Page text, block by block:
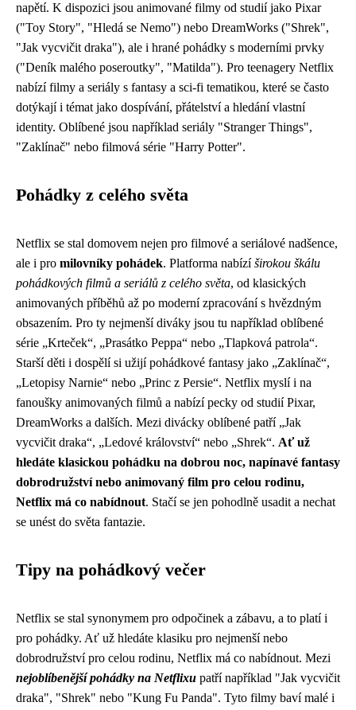
napětí. K dispozici jsou animované filmy od studií jako Pixar
("Toy Story", "Hledá se Nemo") nebo DreamWorks ("Shrek",
"Jak vycvičit draka"), ale i hrané pohádky s moderními prvky
("Deník malého poseroutky", "Matilda"). Pro teenagery Netflix
nabízí filmy a seriály s fantasy a sci-fi tematikou, které se často
dotýkají i témat jako dospívání, přátelství a hledání vlastní
identity. Oblíbené jsou například seriály "Stranger Things",
"Zaklínač" nebo filmová série "Harry Potter".
Pohádky z celého světa
Netflix se stal domovem nejen pro filmové a seriálové nadšence,
ale i pro milovníky pohádek. Platforma nabízíširokou škálu
pohádkových filmů a seriálů z celého světa, od klasických
animovaných příběhů až po moderní zpracování s hvězdným
obsazením. Pro ty nejmenší diváky jsou tu například oblíbené
série „Krteček“, „Prasátko Peppa“ nebo „Tlapková patrola“.
Starší děti i dospělí si užijí pohádkové fantasy jako „Zaklínač“,
„Letopisy Narnie“ nebo „Princ z Persie“. Netflix myslí i na
fanoušky animovaných filmů a nabízí pecky od studií Pixar,
DreamWorks a dalších. Mezi divácky oblíbené patří „Jak
vycvičit draka“, „Ledové království“ nebo „Shrek“. Ať už
hledáte klasickou pohádku na dobrou noc, napínavé fantasy
dobrodružství nebo animovaný film pro celou rodinu,
Netflix má co nabídnout. Stačí se jen pohodlně usadit a nechat
se unést do světa fantazie.
Tipy na pohádkový večer
Netflix se stal synonymem pro odpočinek a zábavu, a to platí i
pro pohádky. Ať už hledáte klasiku pro nejmenší nebo
dobrodružství pro celou rodinu, Netflix má co nabídnout. Mezi
nejoblíbenější pohádky na Netflixu patří například "Jak vycvičit
draka", "Shrek" nebo "Kung Fu Panda". Tyto filmy baví malé i